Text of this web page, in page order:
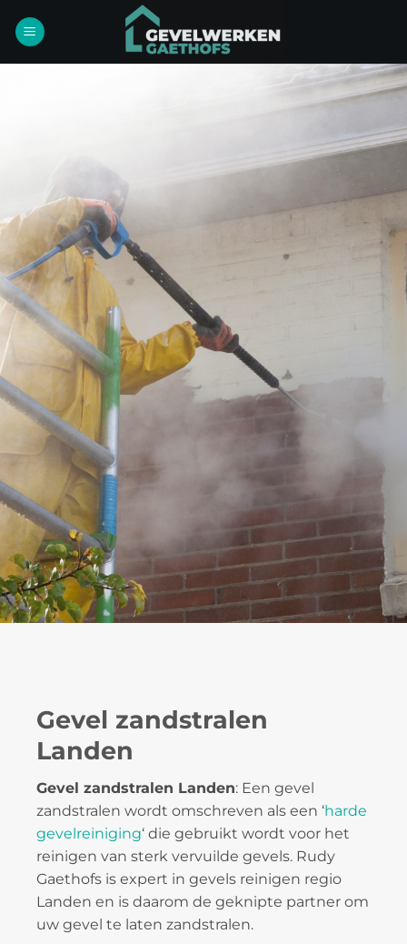
naar
Gevel zandstralen
Landen
Gevel zandstralen Landen: Een gevel
zandstralen wordt omschreven als een ‘harde
gevelreiniging‘ die gebruikt wordt voor het
reinigen van sterk vervuilde gevels. Rudy
Gaethofs is expert in gevels reinigen regio
Landen en is daarom de geknipte partner om
uw gevel te laten zandstralen.